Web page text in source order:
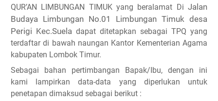
QUR’AN LIMBUNGAN TIMUK yang beralamat Di Jalan
Budaya Limbungan No.01 Limbungan Timuk desa
Perigi Kec.Suela dapat ditetapkan sebagai TPQ yang
terdaftar di bawah naungan Kantor Kementerian Agama
kabupaten Lombok Timur.
Sebagai bahan pertimbangan Bapak/Ibu, dengan ini
kami lampirkan data-data yang diperlukan untuk
penetapan dimaksud sebagai berikut :